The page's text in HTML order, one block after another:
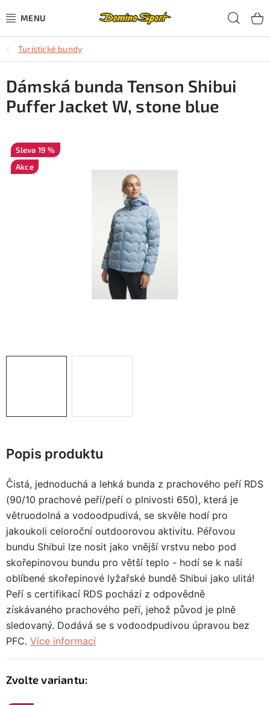
na
CYKLISTIKA
SJEZDOVÉ LYŽOVÁNÍ
SKIALPOVÉ LYŽOVÁNÍ
BĚŽECKÉ LYŽOVÁNÍ
OBLEČENÍ A OBUV
CYKLO Servis
Turistické bundy
Popis produktu
Čistá, jednoduchá a lehká bunda z prachového peří RDS
(90/10 prachové peří/peří o plnivosti 650), která je
větruodolná a vodoodpudivá, se skvěle hodí pro
jakoukoli celoroční outdoorovou aktivitu. Péřovou
bundu Shibui lze nosit jako vnější vrstvu nebo pod
skořepinovou bundu pro větší teplo - hodí se k naší
oblíbené skořepinové lyžařské bundě Shibui jako ulitá!
Peří s certifikací RDS pochází z odpovědně
získávaného prachového peří, jehož původ je plně
sledovaný. Dodává se s vodoodpudivou úpravou bez
PFC. Více informací
Dámská bunda Tenson Shibui
Puffer Jacket W, stone blue
19 %
Akce